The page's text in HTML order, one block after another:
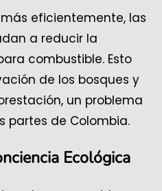
eficientemente, las
a reducir la
combustible. Esto
de los bosques y
un problema
partes de Colombia.
Ecológica